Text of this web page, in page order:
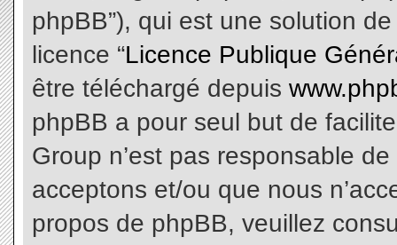
phpBB”), qui est une solution
licence “Licence Publique
être téléchargé depuis
phpBB a pour seul but de
Group n’est pas responsable
acceptons et/ou que nous
propos de phpBB, veuillez